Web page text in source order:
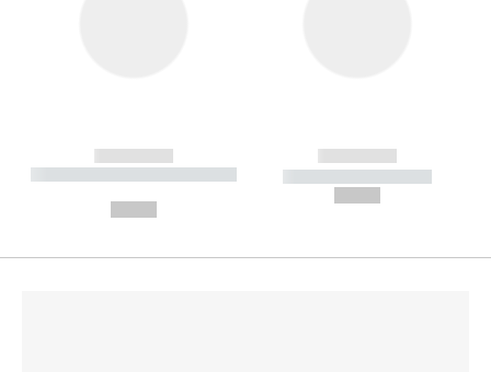
------------
----------- ----------- --------
------------
----------- -----------